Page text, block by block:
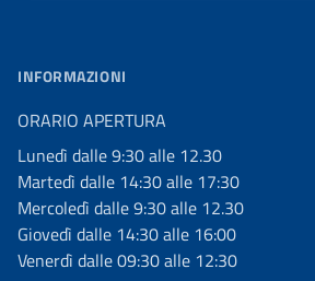
INFORMAZIONI
ORARIO APERTURA
Lunedì dalle 9:30 alle 12.30
Martedì dalle 14:30 alle 17:30
Mercoledì dalle 9:30 alle 12.30
Giovedì dalle 14:30 alle 16:00
Venerdì dalle 09:30 alle 12:30